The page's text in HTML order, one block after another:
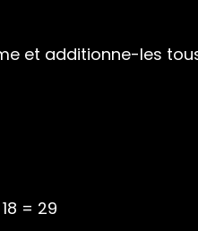
et additionne-les
= 29